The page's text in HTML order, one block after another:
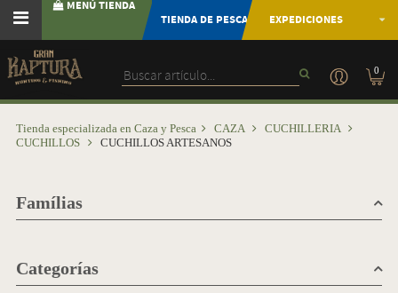
MENÚ TIENDA
TIENDA DE PESCA
EXPEDICIONES
0
Tienda especializada en Caza y Pesca CAZA
CUCHILLERIA
CUCHILLOS
CUCHILLOS ARTESANOS
Famílias
Categorías